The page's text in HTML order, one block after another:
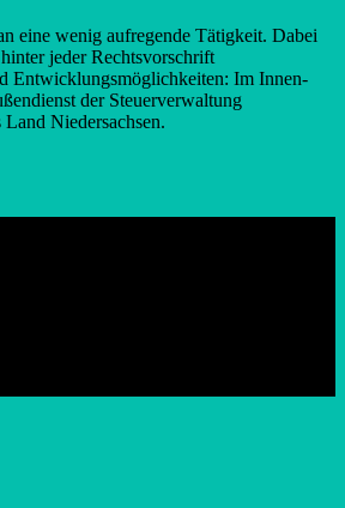
eine wenig aufregende Tätigkeit. Dabei
jeder Rechtsvorschrift
Entwicklungsmöglichkeiten: Im Innen-
der Steuerverwaltung
Niedersachsen.